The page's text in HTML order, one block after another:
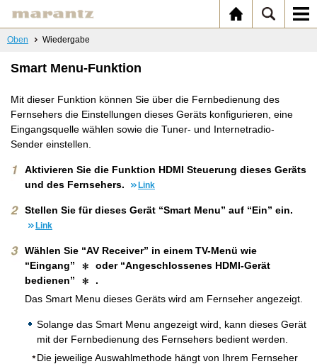
Oben Wiedergabe
Smart Menu-Funktion
Mit dieser Funktion können Sie über die Fernbedienung des
Fernsehers die Einstellungen dieses Geräts konfigurieren, eine
Eingangsquelle wählen sowie die Tuner- und Internetradio-
Sender einstellen.
Aktivieren Sie die Funktion HDMI Steuerung dieses Geräts
und des Fernsehers.
Link
Stellen Sie für dieses Gerät “Smart Menu” auf “Ein” ein.
Link
Wählen Sie “AV Receiver” in einem TV-Menü wie
“Eingang”
oder “Angeschlossenes HDMI-Gerät
bedienen”
.
Das Smart Menu dieses Geräts wird am Fernseher angezeigt.
Solange das Smart Menu angezeigt wird, kann dieses Gerät
mit der Fernbedienung des Fernsehers bedient werden.
Die jeweilige Auswahlmethode hängt von Ihrem Fernseher